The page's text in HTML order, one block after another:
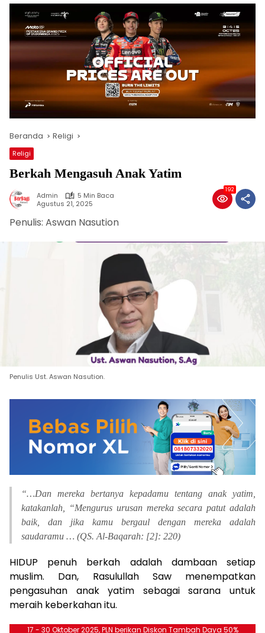
Beranda Religi
Religi
Berkah Mengasuh Anak Yatim
Admin
5 Min Baca
Agustus 21, 2025
192
Penulis: Aswan Nasution
Penulis Ust. Aswan Nasution.
“…Dan mereka bertanya kepadamu tentang anak yatim,
katakanlah, “Mengurus urusan mereka secara patut adalah
baik, dan jika kamu bergaul dengan mereka adalah
saudaramu … (QS. Al-Baqarah: [2]: 220)
HIDUP penuh berkah adalah dambaan setiap
muslim. Dan, Rasulullah Saw menempatkan
pengasuhan anak yatim sebagai sarana untuk
meraih keberkahan itu.
17 - 30 Oktober 2025, PLN berikan Diskon Tambah Daya 50%